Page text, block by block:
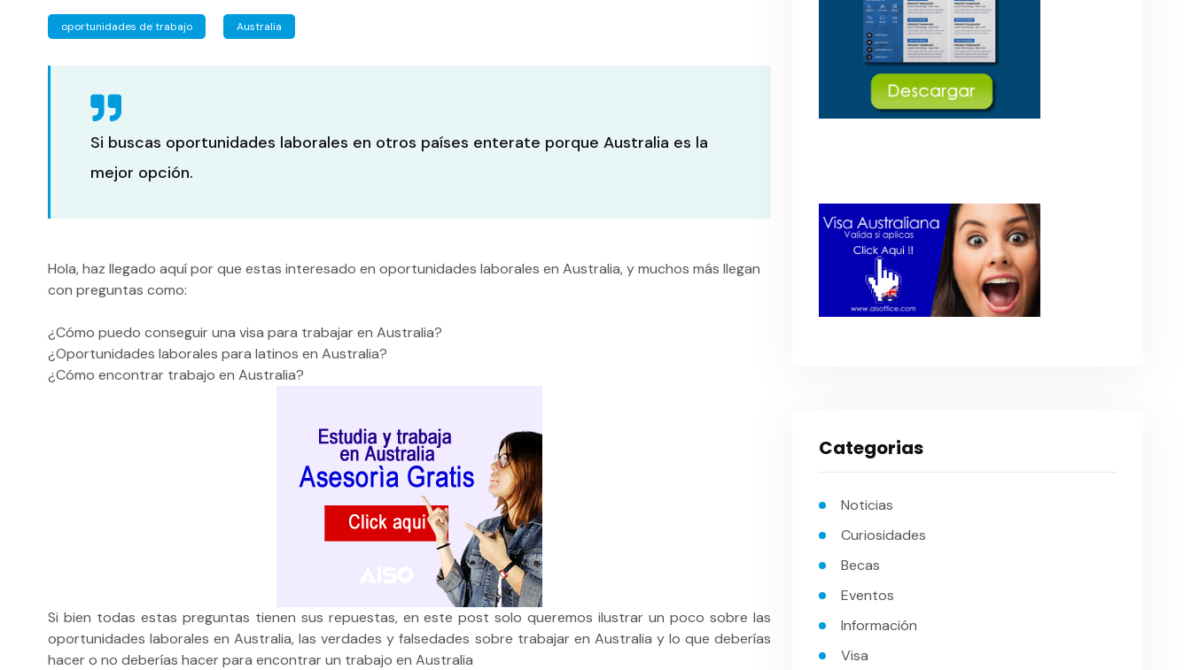
oportunidades de trabajo Australia
Si buscas oportunidades laborales en otros países enterate porque Australia es la
mejor opción.
Hola, haz llegado aquí por que estas interesado en oportunidades laborales en Australia, y muchos más llegan
con preguntas como:
¿Cómo puedo conseguir una visa para trabajar en Australia?
¿Oportunidades laborales para latinos en Australia?
¿Cómo encontrar trabajo en Australia?
Si bien todas estas preguntas tienen sus repuestas, en este post solo queremos ilustrar un poco sobre las
oportunidades laborales en Australia, las verdades y falsedades sobre trabajar en Australia y lo que deberías
hacer o no deberías hacer para encontrar un trabajo en Australia
Categorias
Noticias
Curiosidades
Becas
Eventos
Información
Visa